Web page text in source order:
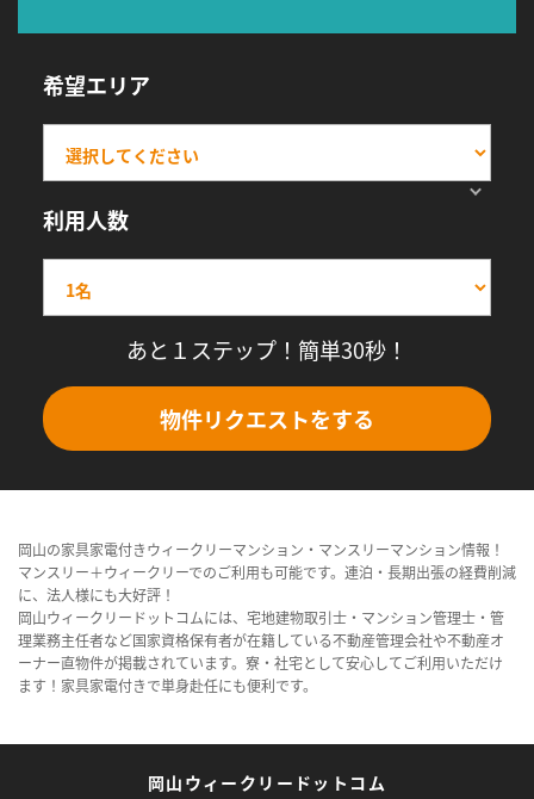
希望エリア
利用人数
あと１ステップ！簡単30秒！
物件リクエストをする
岡山の家具家電付きウィークリーマンション・マンスリーマンション情報！
マンスリー＋ウィークリーでのご利用も可能です。連泊・長期出張の経費削減
に、法人様にも大好評！
岡山ウィークリードットコムには、宅地建物取引士・マンション管理士・管
理業務主任者など国家資格保有者が在籍している不動産管理会社や不動産オ
ーナー直物件が掲載されています。寮・社宅として安心してご利用いただけ
ます！家具家電付きで単身赴任にも便利です。
岡山ウィークリードットコム